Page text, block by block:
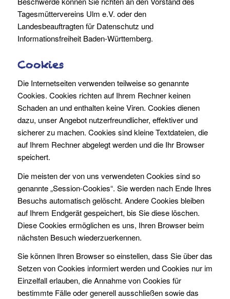
Tagesmüttervereins Ulm e.V. oder den
Landesbeauftragten für Datenschutz und
Informationsfreiheit Baden-Württemberg.
Cookies
Die Internetseiten verwenden teilweise so genannte
Cookies. Cookies richten auf Ihrem Rechner keinen
Schaden an und enthalten keine Viren. Cookies dienen
dazu, unser Angebot nutzerfreundlicher, effektiver und
sicherer zu machen. Cookies sind kleine Textdateien, die
auf Ihrem Rechner abgelegt werden und die Ihr Browser
speichert.
Die meisten der von uns verwendeten Cookies sind so
genannte „Session-Cookies“. Sie werden nach Ende Ihres
Besuchs automatisch gelöscht. Andere Cookies bleiben
auf Ihrem Endgerät gespeichert, bis Sie diese löschen.
Diese Cookies ermöglichen es uns, Ihren Browser beim
nächsten Besuch wiederzuerkennen.
Sie können Ihren Browser so einstellen, dass Sie über das
Setzen von Cookies informiert werden und Cookies nur im
Einzelfall erlauben, die Annahme von Cookies für
bestimmte Fälle oder generell ausschließen sowie das